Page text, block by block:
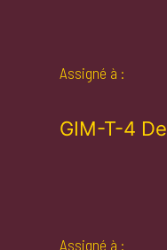
Assigné à :
GIM-T-4
Assigné à :